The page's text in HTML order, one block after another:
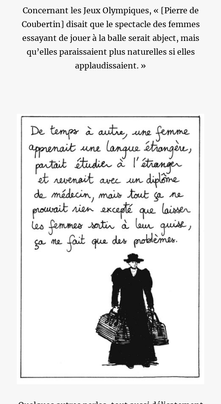
Concernant les Jeux Olympiques, « [Pierre de
Coubertin] disait que le spectacle des femmes
essayant de jouer à la balle serait abject, mais
qu’elles paraissaient plus naturelles si elles
applaudissaient. »